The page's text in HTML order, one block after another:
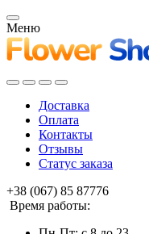
Меню
Доставка
Оплата
Контакты
Отзывы
Статус заказа
+38 (067) 85 87776
Время работы: